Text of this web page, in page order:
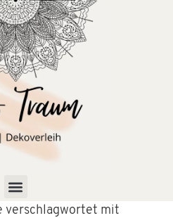
verschlagwortet mit